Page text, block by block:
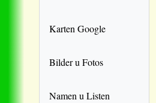
Karten Google
Bilder u Fotos
Namen u Listen